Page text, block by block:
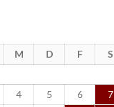
M D F S
4 5 6 7